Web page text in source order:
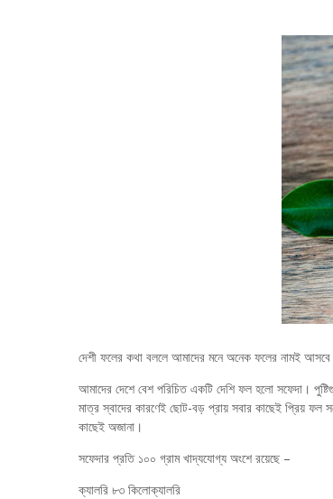
দেশী ফলের কথা বললে আমাদের মনে অনেক ফলের নামই
আমাদের দেশে বেশ পরিচিত একটি দেশি ফল হলো সফেদা।
মাত্র স্বাদের কারণেই ছোট-বড় প্রায় সবার কাছেই প্রিয় ফল
কাছেই অজানা।
সফেদার প্রতি ১০০ গ্রাম খাদ্যযোগ্য অংশে রয়েছে –
ক্যালরি ৮৩ কিলোক্যালরি